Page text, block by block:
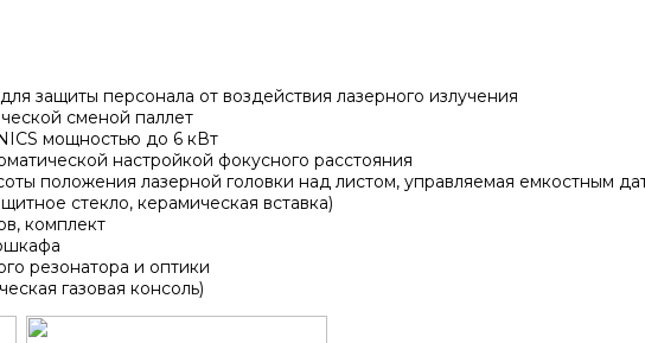
защиты персонала от воздействия лазерного излучения
сменой паллет
мощностью до 6 кВт
настройкой фокусного расстояния
положения лазерной головки над листом, управляемая емкостным
стекло, керамическая вставка)
комплект
резонатора и оптики
газовая консоль)